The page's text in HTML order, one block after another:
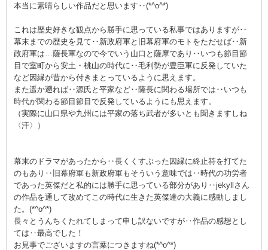
本当に素晴らしい作品だと思います‥(*^o^*)
これは歴史好きな観点から勝手に思っている私事ではありますが‥
幕末までの歴史を見て‥新政府軍と旧幕府軍のモトをただせば‥新
政府軍は…薩長軍なので今でいう山口と薩摩であり‥いつも節目節
目で室町から安土・桃山の時代に‥毛利勢が豊臣軍に反発していた
など因縁が昔から付きまとっているように思えます。
また遥か遡れば‥源氏と平家など‥薩長に関わる場所では‥いつも
時代が関わる節目節目で反発しているようにも思えます。
（実際に山口県や九州には平家の落ち武者が多いとも聞きますしね
〈汗〉）
幕末のドラマがあったから‥長くくすぶった因縁に終止符を打てた
のもあり‥旧幕府軍も新政府軍もそういう意味では‥時代の功労者
であった英傑だと私的には勝手に思っている部分があり‥jekyllさん
の作品を通して改めてこの時代に生きた英傑達の大義に感動しまし
た。(*^o^*)
長々とうんちくたれてしまって申し訳ないですが‥作品の感想とし
ては‥最高でした！
お見事でございますの言葉につきますね(*^o^*)